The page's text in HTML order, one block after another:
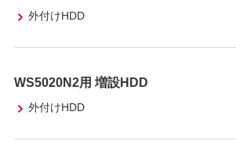
外付けHDD
WS5020N2用 増設HDD
外付けHDD